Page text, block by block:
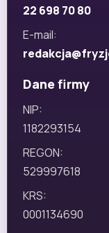
22 698 70 80
E-mail:
Dane firmy
NIP:
1182293154
REGON:
529997618
KRS:
0001134690